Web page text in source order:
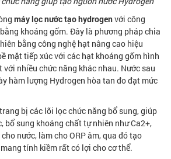
máy lọc nướctạo hydrogenvới công
khoáng gốm. Đây là phương pháp chia
bằng công nghệ hạt nâng cao hiệu
mặt tiếp xúc với các hạt khoáng gốm hình
với nhiều chức năng khác nhau. Nước sau
hàm lượng Hydrogen hòa tan đo đạt mức
bị các lõi lọc chức năng bổ sung, giúp
bổ sung khoáng chất tự nhiên như Ca2+,
nước, làm cho ORP âm, qua đó tạo
tính kiềm rất có lợi cho cơ thể.